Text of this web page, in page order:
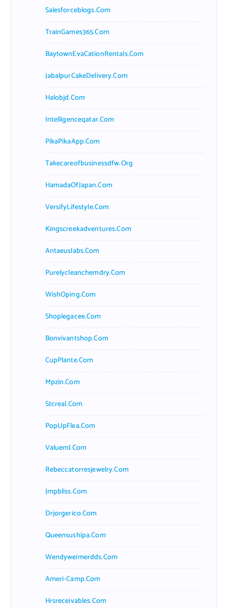
Salesforceblogs.com
TrainGames365.com
BaytownEvaCationRentals.com
JabalpurCakeDelivery.com
Halobjd.com
Intelligenceqatar.com
PikaPikaApp.com
Takecareofbusinessdfw.org
HamadaOfJapan.com
VersifyLifestyle.com
Kingscreekadventures.com
Antaeuslabs.com
Purelycleanchemdry.com
WishOping.com
Shoplegacee.com
Bonvivantshop.com
CupPlante.com
Mpzin.com
Stcreal.com
PopUpFlea.com
Valueml.com
Rebeccatorresjewelry.com
Jmpbliss.com
Drjorgerico.com
Queensushipa.com
Wendyweimerdds.com
Ameri-Camp.com
Hrsreceivables.com